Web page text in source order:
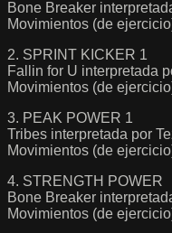
Bone Breaker
Movimientos (de
2. SPRINT KICKER 1
Fallin for U interpretada
Movimientos (de
3. PEAK POWER 1
Tribes interpretada por
Movimientos (de
4. STRENGTH POWER
Bone Breaker
Movimientos (de